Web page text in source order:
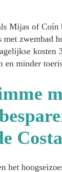
Mijas of Coín
met zwembad
kosten
en minder
het